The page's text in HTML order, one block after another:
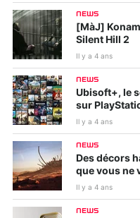
NEWS
[MàJ]
Silent Hill 2
Il y a 4 ans
NEWS
Ubisoft+, le
sur
Il y a 4 ans
NEWS
Des décors
que vous ne
Il y a 4 ans
NEWS